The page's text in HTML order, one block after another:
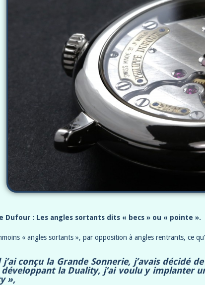
Dufour : Les angles sortants dits « becs » ou « pointe ».
« angles sortants », par opposition à angles rentrants, ce
j’ai conçu la Grande Sonnerie, j’avais
développant la Duality, j’ai voulu y implanter
»,